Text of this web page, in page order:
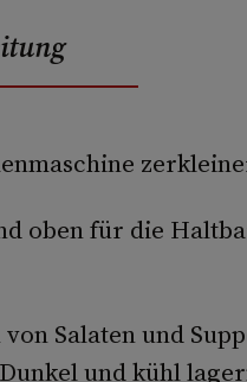
oben für die
Salaten und
und kühl